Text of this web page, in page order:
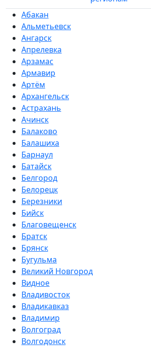
Абакан
Альметьевск
Ангарск
Апрелевка
Арзамас
Армавир
Артём
Архангельск
Астрахань
Ачинск
Балаково
Балашиха
Барнаул
Батайск
Белгород
Белорецк
Березники
Бийск
Благовещенск
Братск
Брянск
Бугульма
Великий Новгород
Видное
Владивосток
Владикавказ
Владимир
Волгоград
Волгодонск